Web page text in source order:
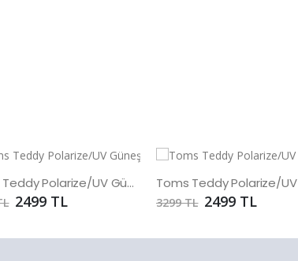
Toms Teddy Polarize/UV Güneş Gözlüğü
2499 TL 3299 TL 2499 TL